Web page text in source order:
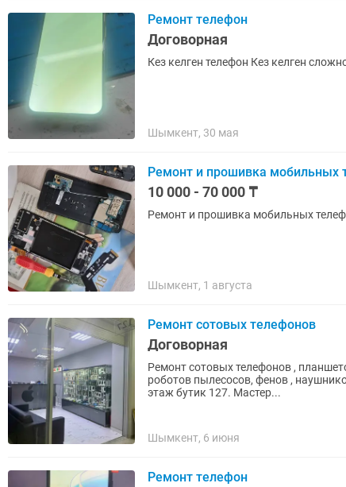
Ремонт телефон
Договорная
Кез келген телефон Кез
Шымкент, 30 мая
Ремонт и прошивка мобильных
10 000 - 70 000 ₸
Ремонт и прошивка мобильных
Шымкент, 1 августа
Ремонт сотовых телефонов
Договорная
Ремонт сотовых телефонов ,
роботов пылесосов, фенов ,
этаж бутик 127. Мастер...
Шымкент, 6 июня
Ремонт телефон